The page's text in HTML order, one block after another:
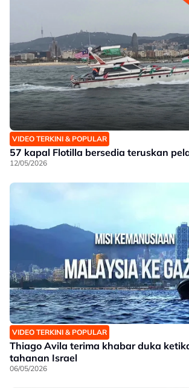
VIDEO TERKINI & POPULAR
57 kapal Flotilla bersedia teruskan
12/05/2026
VIDEO TERKINI & POPULAR
Thiago Avila terima khabar duka
tahanan Israel
06/05/2026